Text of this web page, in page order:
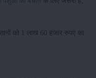
को 1 लाख 60 हजार रुपए का